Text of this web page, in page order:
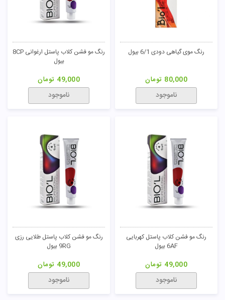
رنگ موی گیاهی دودی 6/1 بیول
80,000 تومان
ناموجود
رنگ مو فشن کلاب پاستل ارغوانی 8CP
بیول
49,000 تومان
ناموجود
رنگ مو فشن کلاب پاستل کهربایی
6AF بیول
49,000 تومان
ناموجود
رنگ مو فشن کلاب پاستل طلایی رزی
9RG بیول
49,000 تومان
ناموجود